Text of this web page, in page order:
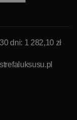
dni: 1 282,10 zł